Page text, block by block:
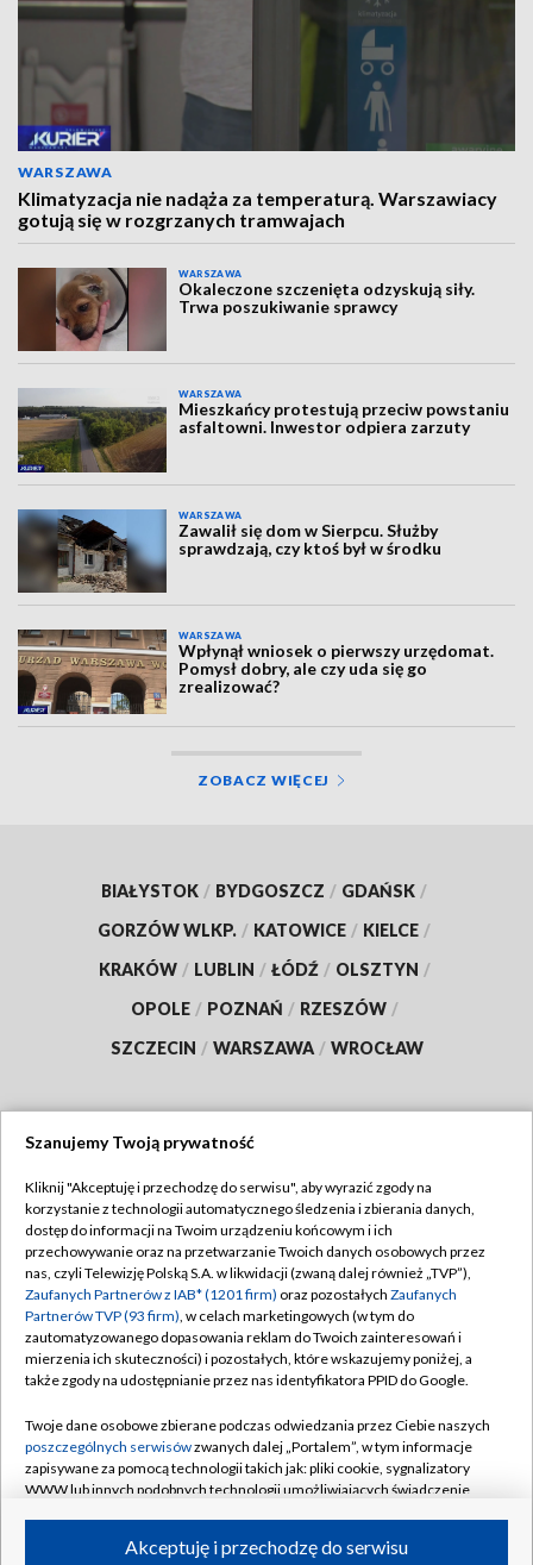
WARSZAWA
Klimatyzacja nie nadąża za temperaturą. Warszawiacy
gotują się w rozgrzanych tramwajach
WARSZAWA
Okaleczone szczenięta odzyskują siły.
Trwa poszukiwanie sprawcy
WARSZAWA
Mieszkańcy protestują przeciw powstaniu
asfaltowni. Inwestor odpiera zarzuty
WARSZAWA
Zawalił się dom w Sierpcu. Służby
sprawdzają, czy ktoś był w środku
WARSZAWA
Wpłynął wniosek o pierwszy urzędomat.
Pomysł dobry, ale czy uda się go
zrealizować?
ZOBACZ WIĘCEJ
BIAŁYSTOK / BYDGOSZCZ / GDAŃSK /
GORZÓW WLKP. / KATOWICE / KIELCE /
KRAKÓW / LUBLIN / ŁÓDŹ / OLSZTYN /
OPOLE / POZNAŃ / RZESZÓW /
SZCZECIN / WARSZAWA / WROCŁAW
TVP
Abonament TVP
Emisja w TVP
Centrum informacji TVP
Naziemna Telewizja Cyfrowa
Rada Programowa
System NOS
Informacje o nadawcy
Program dla prasy
Regulamin TVP
Polityka prywatności
Moje zgody
Pomoc
Kontakt
Kanały
Szanujemy Twoją prywatność
Kliknij "Akceptuję i przechodzę do serwisu", aby wyrazić zgody na
korzystanie z technologii automatycznego śledzenia i zbierania danych,
dostęp do informacji na Twoim urządzeniu końcowym i ich
przechowywanie oraz na przetwarzanie Twoich danych osobowych przez
nas, czyli Telewizję Polską S.A. w likwidacji (zwaną dalej również „TVP”),
Zaufanych Partnerów z IAB* (1201 firm) oraz pozostałych Zaufanych
Partnerów TVP (93 firm), w celach marketingowych (w tym do
zautomatyzowanego dopasowania reklam do Twoich zainteresowań i
mierzenia ich skuteczności) i pozostałych, które wskazujemy poniżej, a
także zgody na udostępnianie przez nas identyfikatora PPID do Google.
Twoje dane osobowe zbierane podczas odwiedzania przez Ciebie naszych
poszczególnych serwisówzwanych dalej „Portalem”, w tym informacje
zapisywane za pomocą technologii takich jak: pliki cookie, sygnalizatory
WWW lub innych podobnych technologii umożliwiających świadczenie
ruchu w Internecie.Akceptuję i przechodzę do serwisu